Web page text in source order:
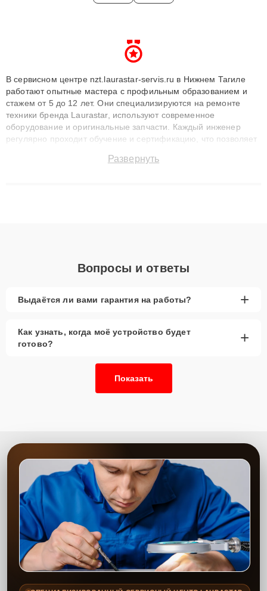
В сервисном центре nzt.laurastar-servis.ru в Нижнем Тагиле
работают опытные мастера с профильным образованием и
стажем от 5 до 12 лет. Они специализируются на ремонте
техники бренда Laurastar, используют современное
оборудование и оригинальные запчасти. Каждый инженер
регулярно проходит обучение и сертификацию, что позволяет
технику с сохранением гарантии до 3 лет. Наши мастера
Развернуть
Вопросы и ответы
Выдаётся ли вами гарантия на работы? +
Как узнать, когда моё устройство будет
готово?
+
Показать